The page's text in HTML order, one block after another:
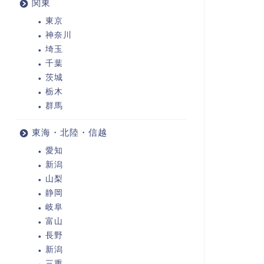
関東
東京
神奈川
埼玉
千葉
茨城
栃木
群馬
東海・北陸・信越
愛知
新潟
山梨
静岡
岐阜
富山
長野
新潟